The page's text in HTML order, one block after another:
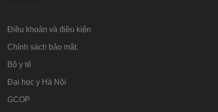
Điều khoản và điều kiện
Chính sách bảo mật.
Bộ y tế
Đại học y Hà Nội
GCOP